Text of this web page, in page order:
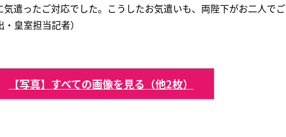
気遣ったご対応でした。こうしたお気遣いも、両陛下がお二人でご
皇室担当記者）
【写真】すべての画像を見る（他2枚）